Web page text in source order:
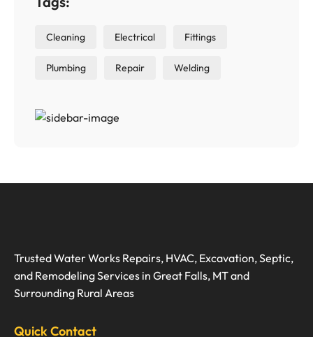
Cleaning Electrical Fittings
Plumbing Repair Welding
Trusted Water Works Repairs, HVAC, Excavation, Septic,
and Remodeling Services in Great Falls, MT and
Surrounding Rural Areas
Quick Contact